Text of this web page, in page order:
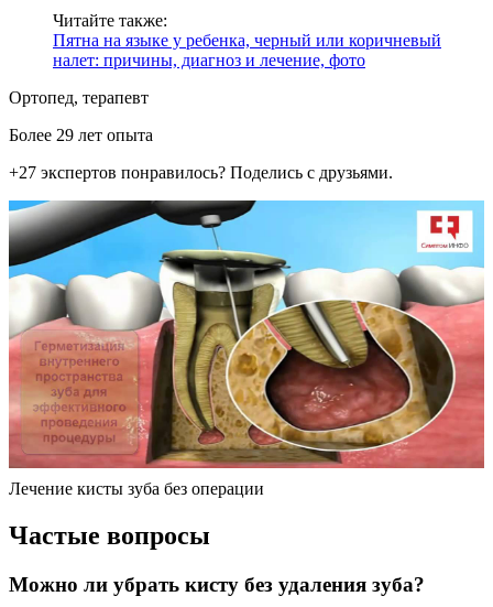
Читайте также:
Пятна на языке у ребенка, черный или коричневый
налет: причины, диагноз и лечение, фото
Ортопед, терапевт
Более 29 лет опыта
+27 экспертов понравилось? Поделись с друзьями.
Лечение кисты зуба без операции
Частые вопросы
Можно ли убрать кисту без удаления зуба?